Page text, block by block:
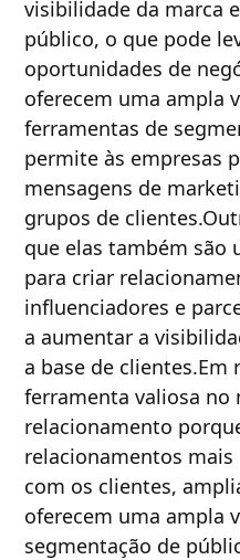
visibilidade da marca
público, o que pode
oportunidades de
oferecem uma ampla
ferramentas de
permite às empresas
mensagens de
grupos de
que elas também são
para criar
influenciadores e
a aumentar a
a base de clientes.Em
ferramenta valiosa no
relacionamento
relacionamentos
com os clientes,
oferecem uma ampla
segmentação de